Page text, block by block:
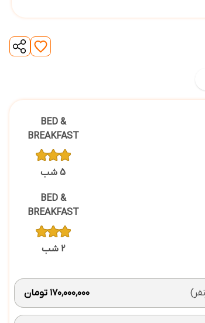
BED &
BREAKFAST
5 شب
BED &
BREAKFAST
2 شب
۱۷۰٬۰۰۰٬۰۰۰ تومان